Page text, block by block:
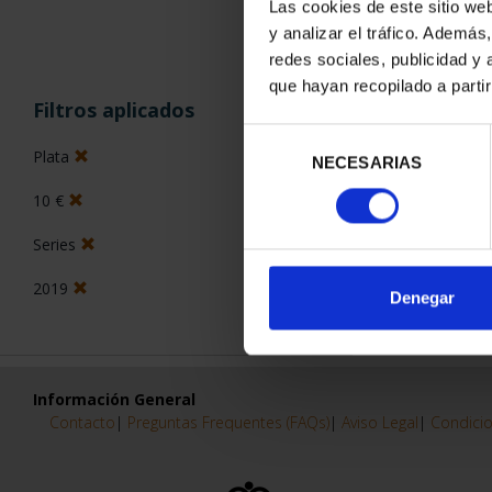
Las cookies de este sitio
y analizar el tráfico.
redes sociales, publicidad y
que hayan recopilado a
consentimiento
NECESARIAS
Denegar
Filtros aplicados
Plata
10 €
Series
2019
0 Productos
Información General
Contacto | Preguntas Frequentes (FAQs)| Aviso Legal |